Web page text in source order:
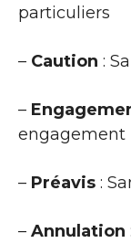
particuliers
– Caution :
–
– Préavis :
– Annulation